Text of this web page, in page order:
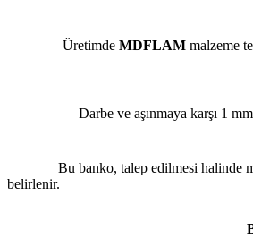
Üretimde MDFLAM malzeme
Darbe ve aşınmaya karşı 1 mm
Bu banko, talep edilmesi halinde
belirlenir.